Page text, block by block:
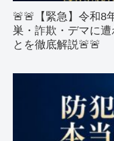
🚨🚨【緊急】令和8
巣・詐欺・デマに
とを徹底解説🚨🚨